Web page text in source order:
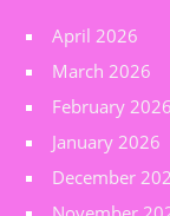
April 2026
March 2026
February 2026
January 2026
December